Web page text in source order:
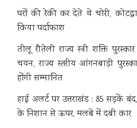
घरों की रेकी कर देते थे चोरी,
किया पर्दाफाश
तीलू रौतेली राज्य स्त्री शक्ति
चयन, राज्य स्तरीय आंगनबाड़ी
होंगी सम्मानित
हाई अलर्ट पर उत्तराखंड : 85 सड़कें
के निशान से ऊपर, मलबे में दबी कार